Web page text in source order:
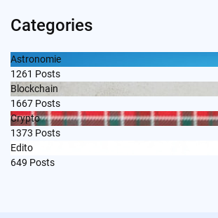
Categories
Astronomie
1261 Posts
Blockchain
1667 Posts
Crypto
1373 Posts
Edito
649 Posts